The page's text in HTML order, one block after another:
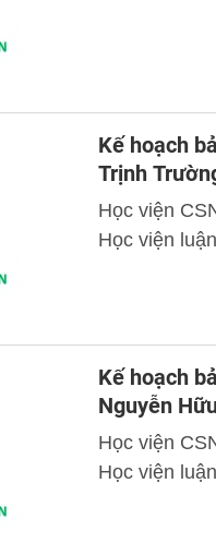
Kế hoạch
Trịnh
Học viện
Học viện
Kế hoạch
Nguyễn
Học viện
Học viện